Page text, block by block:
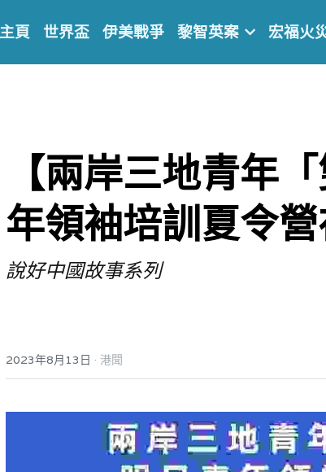
主頁 世界盃 伊美戰爭 黎智英案 宏福火
【兩岸三地青年
年領袖培訓夏令營
說好中國故事系列
2023年8月13日 · 港聞